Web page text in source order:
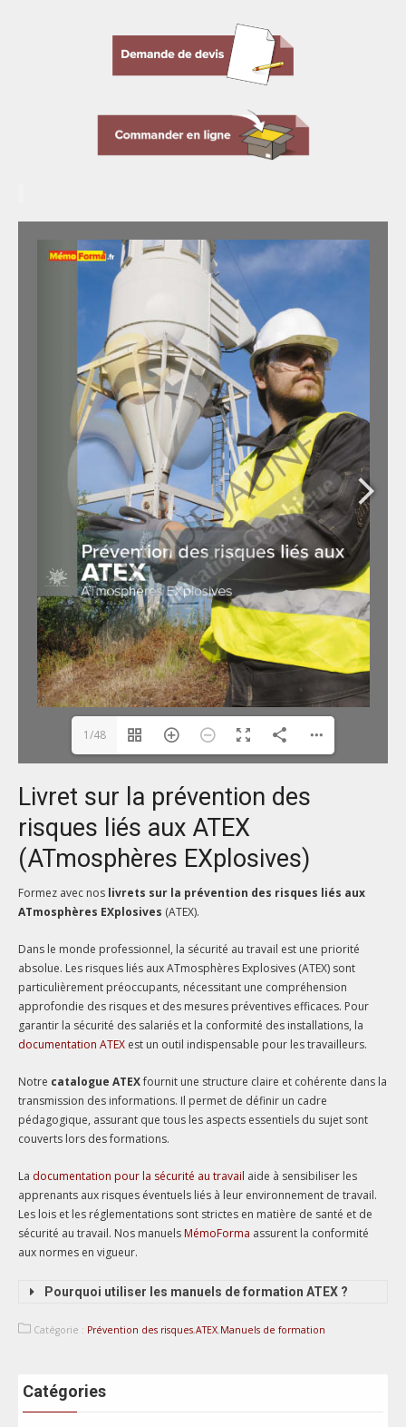
1/48
Livret sur la prévention des
risques liés aux ATEX
(ATmosphères EXplosives)
Formez avec nos livrets sur la prévention des risques liés aux
ATmosphères EXplosives (ATEX).
Dans le monde professionnel, la sécurité au travail est une priorité
absolue. Les risques liés aux ATmosphères Explosives (ATEX) sont
particulièrement préoccupants, nécessitant une compréhension
approfondie des risques et des mesures préventives efficaces. Pour
garantir la sécurité des salariés et la conformité des installations, la
documentation ATEX est un outil indispensable pour les travailleurs.
Notre catalogue ATEXfournit une structure claire et cohérente dans la
transmission des informations. Il permet de définir un cadre
pédagogique, assurant que tous les aspects essentiels du sujet sont
couverts lors des formations.
La documentation pour la sécurité au travail aide à sensibiliser les
apprenants aux risques éventuels liés à leur environnement de travail.
Les lois et les réglementations sont strictes en matière de santé et de
sécurité au travail. Nos manuels MémoForma assurent la conformité
aux normes en vigueur.
Pourquoi utiliser les manuels de formation ATEX ?
Catégorie : Prévention des risques,ATEX,Manuels de formation
Catégories